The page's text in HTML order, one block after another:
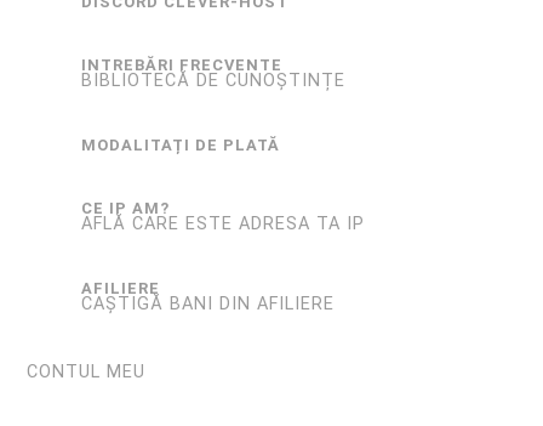
INTREBĂRI FRECVENTE
BIBLIOTECĂ DE CUNOȘTINȚE
MODALITAȚI DE PLATĂ
CE IP AM?
AFLĂ CARE ESTE ADRESA TA IP
AFILIERE
CAȘTIGĂ BANI DIN AFILIERE
CONTUL MEU